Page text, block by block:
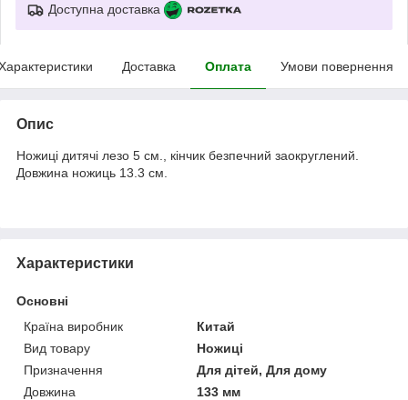
Доступна доставка
Доставка Оплата Умови повернення
Опис
Ножиці дитячі лезо 5 см., кінчик безпечний заокруглений.
Довжина ножиць 13.3 см.
Характеристики
Основні
Країна виробник
Китай
Вид товару
Ножиці
Призначення
Для дітей, Для дому
Довжина
133 мм